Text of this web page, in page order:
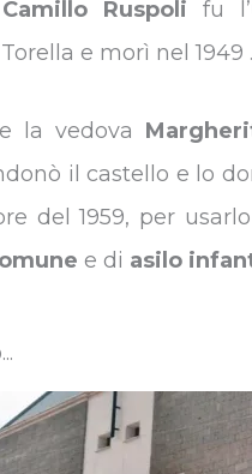
Camillo Ruspoli fu
e morì nel 1949 .
la vedova
il castello e lo
del 1959, per
e di asilo